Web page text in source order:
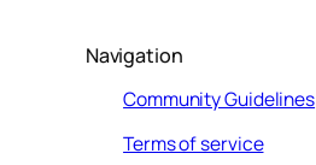
Navigation
Community Guidelines
Terms of service